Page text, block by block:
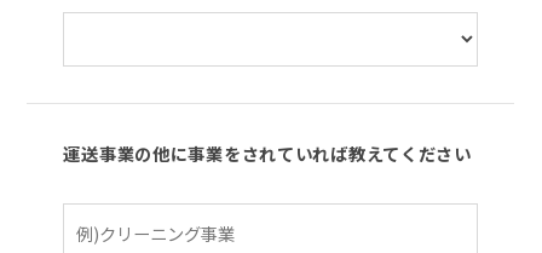
運送事業の他に事業をされていれば教えてください